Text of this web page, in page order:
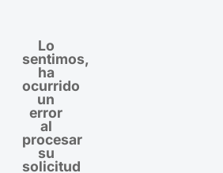
Lo
sentimos,
ha
ocurrido
un
error
al
procesar
su
solicitud